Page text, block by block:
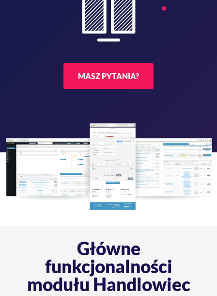
MASZ PYTANIA?
Główne
funkcjonalności
modułu Handlowiec